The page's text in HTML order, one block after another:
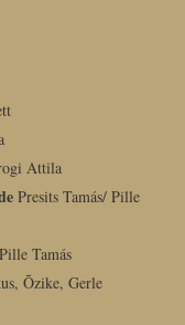
Attila
Presits Tamás/ Pille
Tamás
Õzike, Gerle